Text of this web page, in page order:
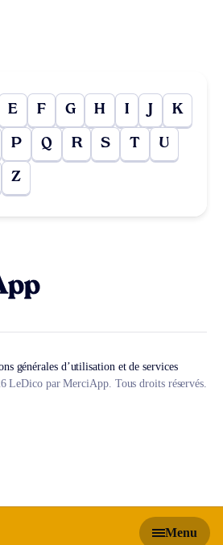
Menu
E F G H I J K
P Q R S T U
Z
générales d’utilisation et de services
LeDico par MerciApp. Tous droits réservés.